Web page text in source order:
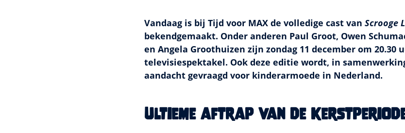
Vandaag is bij Tijd voor MAX de volledige cast van Scrooge
bekendgemaakt. Onder anderen Paul Groot, Owen
en Angela Groothuizen zijn zondag 11 december om 20.30
televisiespektakel. Ook deze editie wordt, in
aandacht gevraagd voor kinderarmoede in Nederland.
Ultieme aftrap van de